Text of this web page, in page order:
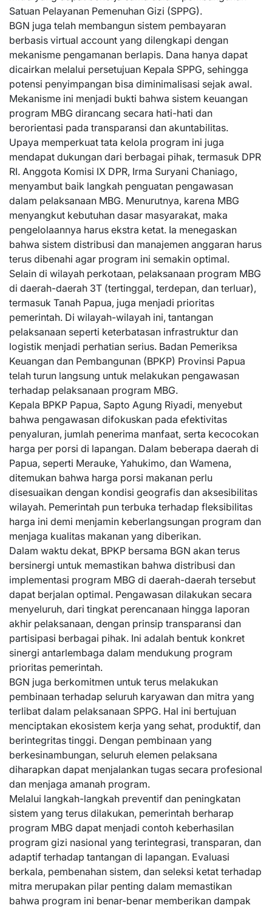
Satuan Pelayanan Pemenuhan Gizi (SPPG).
BGN juga telah membangun sistem pembayaran
berbasis virtual account yang dilengkapi dengan
mekanisme pengamanan berlapis. Dana hanya dapat
dicairkan melalui persetujuan Kepala SPPG, sehingga
potensi penyimpangan bisa diminimalisasi sejak awal.
Mekanisme ini menjadi bukti bahwa sistem keuangan
program MBG dirancang secara hati-hati dan
berorientasi pada transparansi dan akuntabilitas.
Upaya memperkuat tata kelola program ini juga
mendapat dukungan dari berbagai pihak, termasuk DPR
RI. Anggota Komisi IX DPR, Irma Suryani Chaniago,
menyambut baik langkah penguatan pengawasan
dalam pelaksanaan MBG. Menurutnya, karena MBG
menyangkut kebutuhan dasar masyarakat, maka
pengelolaannya harus ekstra ketat. Ia menegaskan
bahwa sistem distribusi dan manajemen anggaran harus
terus dibenahi agar program ini semakin optimal.
Selain di wilayah perkotaan, pelaksanaan program MBG
di daerah-daerah 3T (tertinggal, terdepan, dan terluar),
termasuk Tanah Papua, juga menjadi prioritas
pemerintah. Di wilayah-wilayah ini, tantangan
pelaksanaan seperti keterbatasan infrastruktur dan
logistik menjadi perhatian serius. Badan Pemeriksa
Keuangan dan Pembangunan (BPKP) Provinsi Papua
telah turun langsung untuk melakukan pengawasan
terhadap pelaksanaan program MBG.
Kepala BPKP Papua, Sapto Agung Riyadi, menyebut
bahwa pengawasan difokuskan pada efektivitas
penyaluran, jumlah penerima manfaat, serta kecocokan
harga per porsi di lapangan. Dalam beberapa daerah di
Papua, seperti Merauke, Yahukimo, dan Wamena,
ditemukan bahwa harga porsi makanan perlu
disesuaikan dengan kondisi geografis dan aksesibilitas
wilayah. Pemerintah pun terbuka terhadap fleksibilitas
harga ini demi menjamin keberlangsungan program dan
menjaga kualitas makanan yang diberikan.
Dalam waktu dekat, BPKP bersama BGN akan terus
bersinergi untuk memastikan bahwa distribusi dan
implementasi program MBG di daerah-daerah tersebut
dapat berjalan optimal. Pengawasan dilakukan secara
menyeluruh, dari tingkat perencanaan hingga laporan
akhir pelaksanaan, dengan prinsip transparansi dan
partisipasi berbagai pihak. Ini adalah bentuk konkret
sinergi antarlembaga dalam mendukung program
prioritas pemerintah.
BGN juga berkomitmen untuk terus melakukan
pembinaan terhadap seluruh karyawan dan mitra yang
terlibat dalam pelaksanaan SPPG. Hal ini bertujuan
menciptakan ekosistem kerja yang sehat, produktif, dan
berintegritas tinggi. Dengan pembinaan yang
berkesinambungan, seluruh elemen pelaksana
diharapkan dapat menjalankan tugas secara profesional
dan menjaga amanah program.
Melalui langkah-langkah preventif dan peningkatan
sistem yang terus dilakukan, pemerintah berharap
program MBG dapat menjadi contoh keberhasilan
program gizi nasional yang terintegrasi, transparan, dan
adaptif terhadap tantangan di lapangan. Evaluasi
berkala, pembenahan sistem, dan seleksi ketat terhadap
mitra merupakan pilar penting dalam memastikan
bahwa program ini benar-benar memberikan dampak